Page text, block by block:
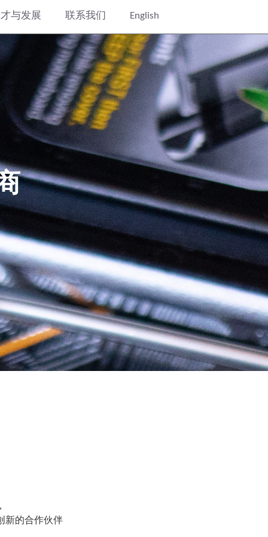
才与发展 联系我们 English
创新的合作伙伴